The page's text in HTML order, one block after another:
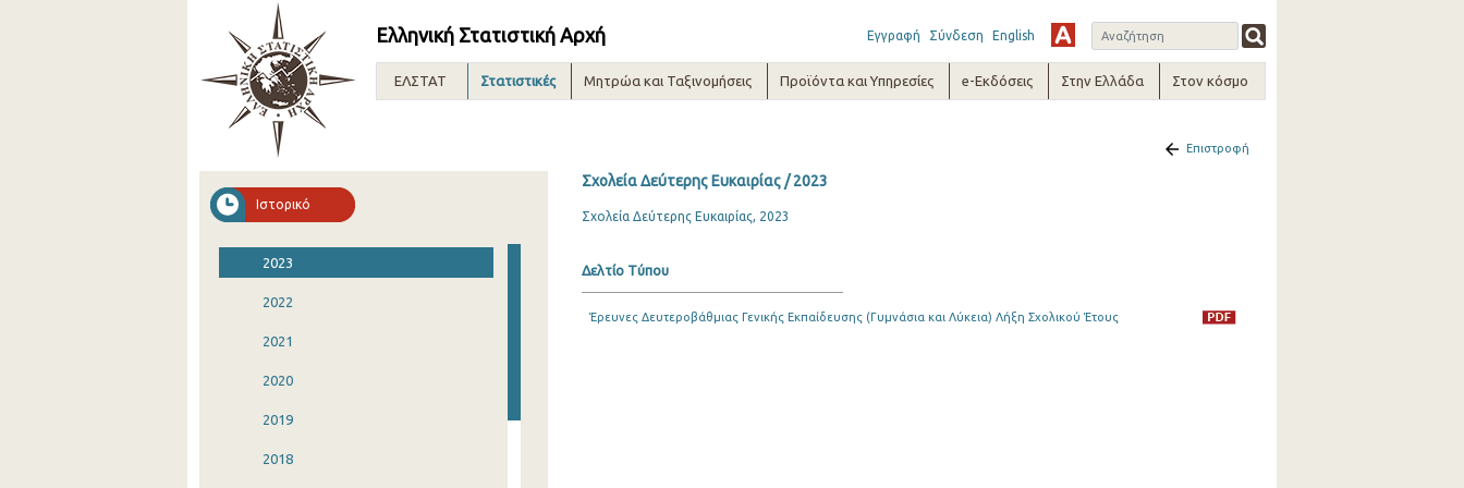
Ελληνική Στατιστική Αρχή Εγγραφή Σύνδεση English
ΕΛΣΤΑΤ Στατιστικές Μητρώα και Ταξινομήσεις Προϊόντα και Υπηρεσίες e-Εκδόσεις Στην Ελλάδα Στον κόσμο
Ιστορικό
2023
2022
2021
2020
2019
2018
Επιστροφή
Σχολεία Δεύτερης Ευκαιρίας / 2023
Σχολεία Δεύτερης Ευκαιρίας, 2023
Δελτίο Τύπου
Έρευνες Δευτεροβάθμιας Γενικής Εκπαίδευσης (Γυμνάσια και Λύκεια) Λήξη Σχολικού Έτους